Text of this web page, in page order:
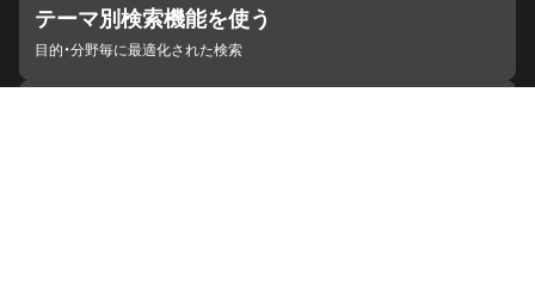
テーマ別検索機能を使う
目的・分野毎に最適化された検索